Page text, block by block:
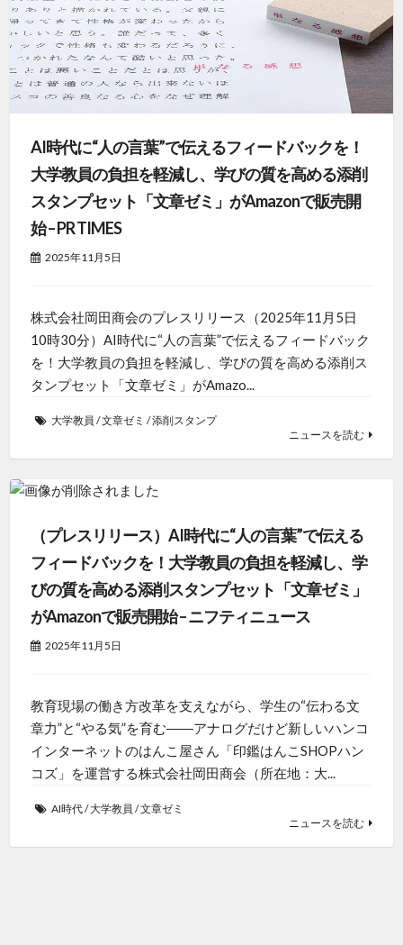
AI時代に“人の言葉”で伝えるフィードバックを！
大学教員の負担を軽減し、学びの質を高める添削
スタンプセット「文章ゼミ」がAmazonで販売開
始 – PR TIMES
2025年11月5日
株式会社岡田商会のプレスリリース（2025年11月5日
10時30分）AI時代に“人の言葉”で伝えるフィードバック
を！大学教員の負担を軽減し、学びの質を高める添削ス
タンプセット「文章ゼミ」がAmazo...
大学教員 /文章ゼミ /添削スタンプ
ニュースを読む
（プレスリリース）AI時代に“人の言葉”で伝える
フィードバックを！大学教員の負担を軽減し、学
びの質を高める添削スタンプセット「文章ゼミ」
がAmazonで販売開始 – ニフティニュース
2025年11月5日
教育現場の働き方改革を支えながら、学生の“伝わる文
章力”と“やる気”を育む――アナログだけど新しいハンコ
インターネットのはんこ屋さん「印鑑はんこSHOPハン
コズ」を運営する株式会社岡田商会（所在地：大...
AI時代/大学教員 /文章ゼミ
ニュースを読む